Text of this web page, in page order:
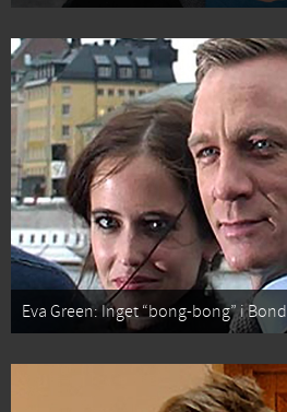
Eva Green: Inget “bong-bong” i Bond